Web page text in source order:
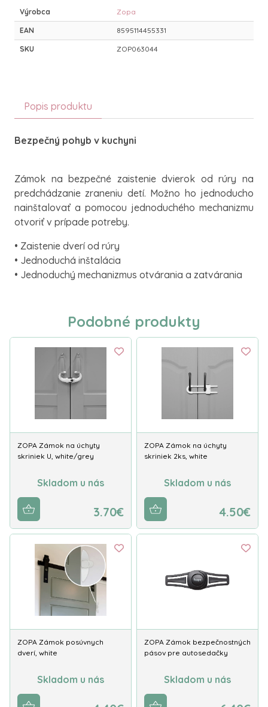
Výrobca Zopa
EAN 8595114455331
SKU ZOP063044
Popis produktu
Bezpečný pohyb v kuchyni
Zámok na bezpečné zaistenie dvierok od rúry na
predchádzanie zraneniu detí. Možno ho jednoducho
nainštalovať a pomocou jednoduchého mechanizmu
otvoriť v prípade potreby.
• Zaistenie dverí od rúry
• Jednoduchá inštalácia
• Jednoduchý mechanizmus otvárania a zatvárania
Podobné produkty
ZOPA Zámok na úchyty
skriniek U, white/grey
Skladom u nás
3.70€
ZOPA Zámok na úchyty
skriniek 2ks, white
Skladom u nás
4.50€
ZOPA Zámok posúvnych
dverí, white
Skladom u nás
ZOPA Zámok bezpečnostných
pásov pre autosedačky
Skladom u nás